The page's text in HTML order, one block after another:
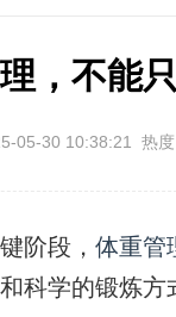
，不能
05-30 10:38:21 热
阶段， 体重管
科学的锻炼方